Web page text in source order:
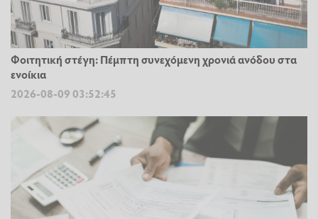
Φοιτητική στέγη: Πέμπτη συνεχόμενη χρονιά ανόδου στα
ενοίκια
2026-08-09 03:52:45